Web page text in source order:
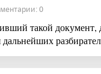
0
такой документ,